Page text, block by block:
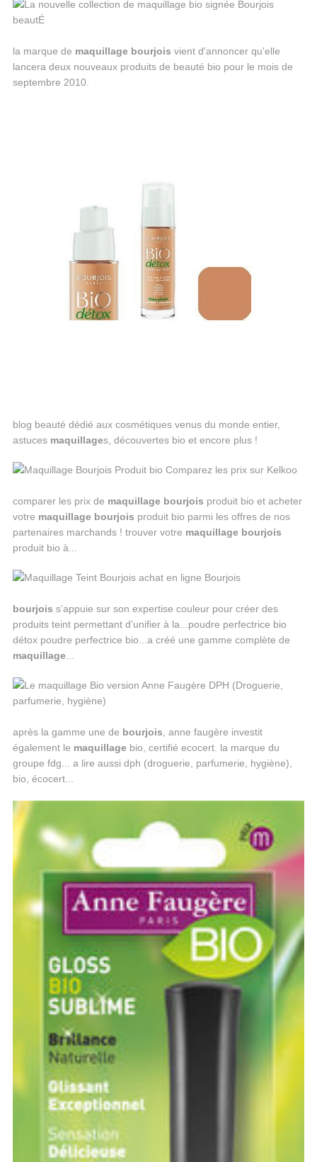
la marque de maquillage bourjois vient d'annoncer qu'elle
lancera deux nouveaux produits de beauté bio pour le mois de
septembre 2010.
blog beauté dédié aux cosmétiques venus du monde entier,
astuces maquillages, découvertes bio et encore plus !
comparer les prix de maquillage bourjois produit bio et acheter
votre maquillage bourjois produit bio parmi les offres de nos
partenaires marchands ! trouver votre maquillage bourjois
produit bio à...
bourjois s’appuie sur son expertise couleur pour créer des
produits teint permettant d’unifier à la...poudre perfectrice bio
détox poudre perfectrice bio...a créé une gamme complète de
maquillage...
après la gamme une de bourjois , anne faugère investit
également le maquillagebio, certifié ecocert. la marque du
groupe fdg... a lire aussi dph (droguerie, parfumerie, hygiène),
bio, écocert...